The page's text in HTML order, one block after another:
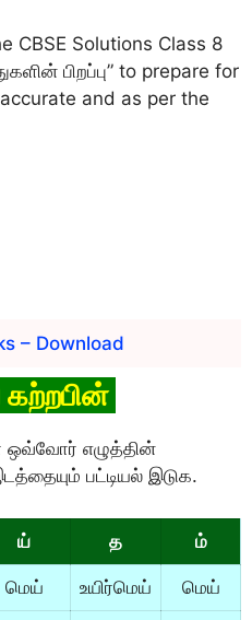
CBSE Solutions Class 8
பிறப்பு” to prepare for
and as per the
– Download
ஒவ்வோர் எழுத்தின்
பட்டியல் இடுக.
ய் த ம்
மெய் உயிர்மெய் மெய்